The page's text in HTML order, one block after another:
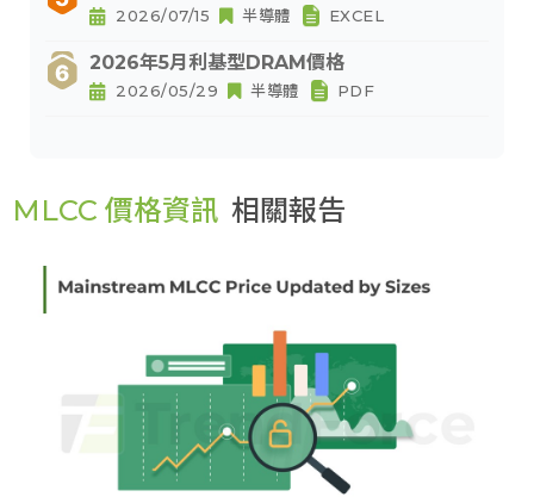
2026/07/15 半導體 EXCEL
2026年5月利基型DRAM價格
2026/05/29 半導體 PDF
MLCC 價格資訊 相關報告